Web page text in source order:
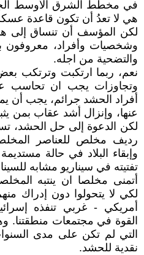
في مخطط الشرق الأوسط
هي لا تعدُ أن تكون قاعدة
لكن المؤسف أن تنساق إلى
وشخصيات وأفراد، معروفون
والتضحية من اجله.
نعم، ربما ارتكبت وترتكب
وتجاوزات يجب ان تحاسب
أفراد الحشد جرائم، يجب أن
عنها، وإنزال أشد عقاب بمن
لكن الدعوة إلى حل الحشد،
رديف مخلص للعناصر
وإبقاء البلاد في حالة
تفتيته في سيناريو مشابه
أتمنى مخلصا ان ينتبه
لكي لا يتحولوا دون إدراك
أمريكي - غربي تنفذه
القوة في مجتمعات منطقتنا.
التي لم تكن على مدى
نقدية للحشد.